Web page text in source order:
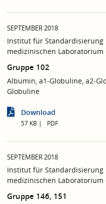
SEPTEMBER 2018
Institut für Standardisierung
medizinischen Laboratorium
Gruppe 102
Albumin, a1-Globuline, a2-
Globuline
Download
57 KB PDF
SEPTEMBER 2018
Institut für Standardisierung
medizinischen Laboratorium
Gruppe 146, 151